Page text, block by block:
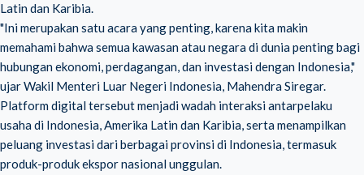
Latin dan Karibia.
"Ini merupakan satu acara yang penting, karena kita makin
memahami bahwa semua kawasan atau negara di dunia penting bagi
hubungan ekonomi, perdagangan, dan investasi dengan Indonesia,"
ujar Wakil Menteri Luar Negeri Indonesia, Mahendra Siregar.
Platform digital tersebut menjadi wadah interaksi antarpelaku
usaha di Indonesia, Amerika Latin dan Karibia, serta menampilkan
peluang investasi dari berbagai provinsi di Indonesia, termasuk
produk-produk ekspor nasional unggulan.